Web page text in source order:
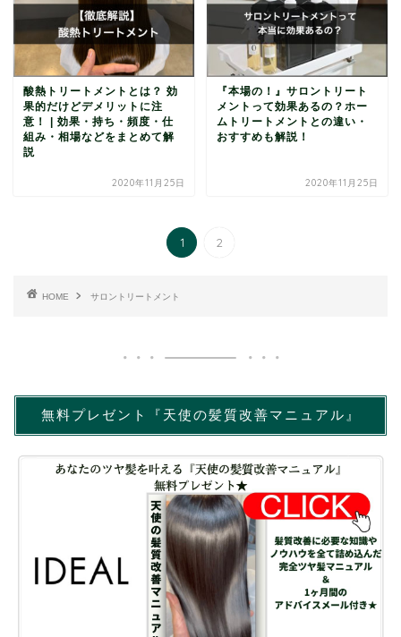
酸熱トリートメントとは？ 効
果的だけどデメリットに注
意！ | 効果・持ち・頻度・仕
組み・相場などをまとめて解
説
2020年11月25日
『本場の！』サロントリート
メントって効果あるの？ホー
ムトリートメントとの違い・
おすすめも解説！
2020年11月25日
1 2
HOME サロントリートメント
無料プレゼント『天使の髪質改善マニュアル』